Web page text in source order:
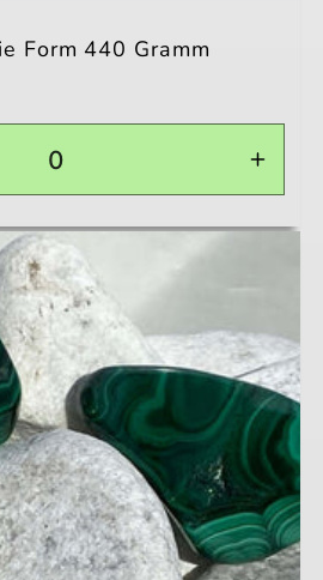
Form 440 Gramm
die
Title